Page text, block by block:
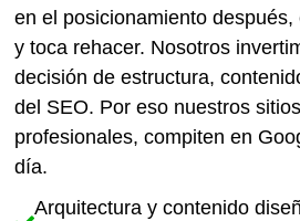
en el posicionamiento
y toca rehacer. Nosotros
decisión de estructura,
del SEO. Por eso nuestros
profesionales, compiten en
día.
Arquitectura y contenido